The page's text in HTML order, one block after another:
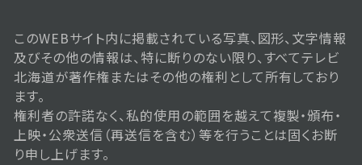
このWEBサイト内に掲載されている写真、図形、文字情報
及びその他の情報は、特に断りのない限り、すべてテレビ
北海道が著作権またはその他の権利として所有しており
ます。
権利者の許諾なく、私的使用の範囲を越えて複製・頒布・
上映・公衆送信（再送信を含む）等を行うことは固くお断
り申し上げます。